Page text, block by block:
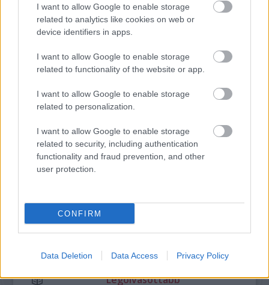
I want to allow Google to enable storage
related to analytics like cookies on web or
device identifiers in apps.
I want to allow Google to enable storage
related to functionality of the website or app.
I want to allow Google to enable storage
related to personalization.
I want to allow Google to enable storage
related to security, including authentication
functionality and fraud prevention, and other
user protection.
CONFIRM
Data Deletion Data Access Privacy Policy
A bejegyzés trackback címe:
https://kulturpart.hu/api/trackback/id/7886878
A hozzászólások avonatkozó jogszabályokértelmében felhasználói tartalomnak
minősülnek, értük aszolgáltatás technikaiüzemeltetője semmilyen felelősséget
nem vállal, azokat nem ellenőrzi. Kifogás esetén forduljon a blog szerkesztőjéhez.
Részletek aFelhasználási feltételekben
Legolvasottabb